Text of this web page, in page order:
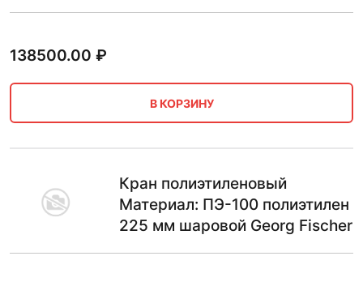
138500.00 ₽
В КОРЗИНУ
Кран полиэтиленовый
Материал: ПЭ-100 полиэтилен
225 мм шаровой Georg Fischer